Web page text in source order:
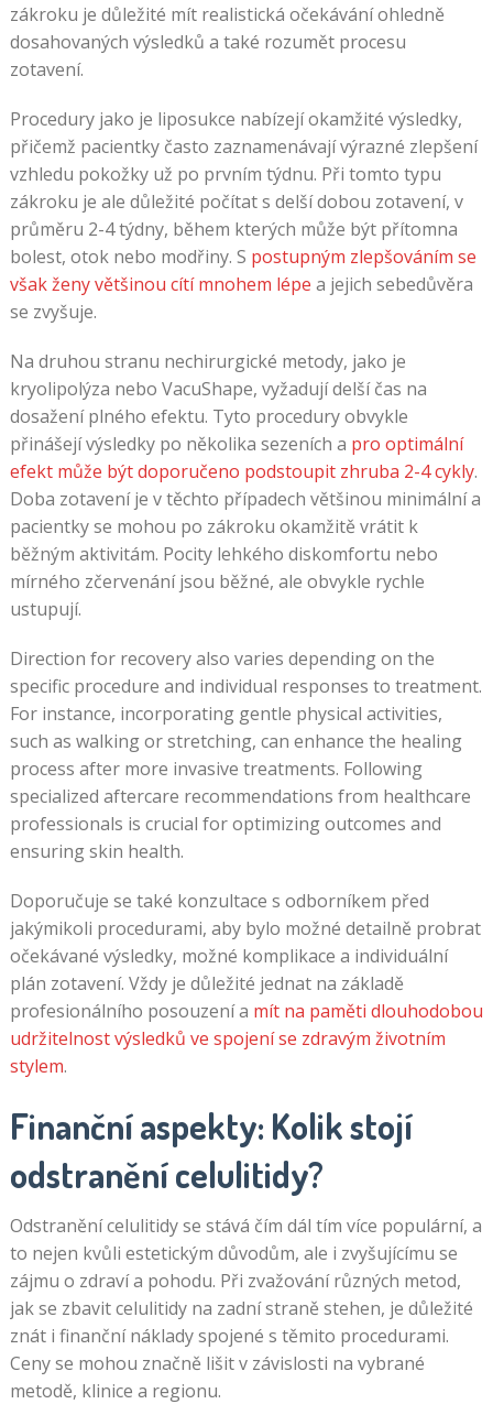
zákroku je důležité mít realistická očekávání ohledně
dosahovaných výsledků a také rozumět procesu
zotavení.
Procedury jako je liposukce nabízejí okamžité výsledky,
přičemž pacientky často zaznamenávají výrazné zlepšení
vzhledu pokožky už po prvním týdnu. Při tomto typu
zákroku je ale důležité počítat s delší dobou zotavení, v
průměru 2-4 týdny, během kterých může být přítomna
bolest, otok nebo modřiny. S postupným zlepšováním se
však ženy většinou cítí mnohem lépe a jejich sebedůvěra
se zvyšuje.
Na druhou stranu nechirurgické metody, jako je
kryolipolýza nebo VacuShape, vyžadují delší čas na
dosažení plného efektu. Tyto procedury obvykle
přinášejí výsledky po několika sezeních a pro optimální
efekt může být doporučeno podstoupit zhruba 2-4 cykly.
Doba zotavení je v těchto případech většinou minimální a
pacientky se mohou po zákroku okamžitě vrátit k
běžným aktivitám. Pocity lehkého diskomfortu nebo
mírného zčervenání jsou běžné, ale obvykle rychle
ustupují.
Direction for recovery also varies depending on the
specific procedure and individual responses to treatment.
For instance, incorporating gentle physical activities,
such as walking or stretching, can enhance the healing
process after more invasive treatments. Following
specialized aftercare recommendations from healthcare
professionals is crucial for optimizing outcomes and
ensuring skin health.
Doporučuje se také konzultace s odborníkem před
jakýmikoli procedurami, aby bylo možné detailně probrat
očekávané výsledky, možné komplikace a individuální
plán zotavení. Vždy je důležité jednat na základě
profesionálního posouzení a mít na paměti dlouhodobou
udržitelnost výsledků ve spojení se zdravým životním
stylem.
Finanční aspekty: Kolik stojí
odstranění celulitidy?
Odstranění celulitidy se stává čím dál tím více populární, a
to nejen kvůli estetickým důvodům, ale i zvyšujícímu se
zájmu o zdraví a pohodu. Při zvažování různých metod,
jak se zbavit celulitidy na zadní straně stehen, je důležité
znát i finanční náklady spojené s těmito procedurami.
Ceny se mohou značně lišit v závislosti na vybrané
metodě, klinice a regionu.